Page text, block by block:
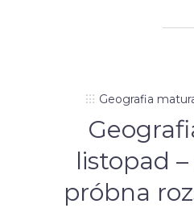
Geografia
listopad
próbna